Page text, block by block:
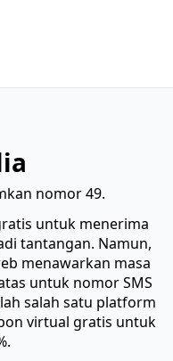
nomor 49.
untuk menerima
tantangan. Namun,
menawarkan masa
untuk nomor SMS
salah satu platform
virtual gratis untuk